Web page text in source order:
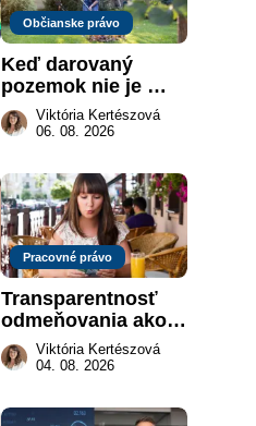
Občianske právo
Keď darovaný
pozemok nie je
„hotová vec“: kedy
môže darca žiadať
Viktória Kertészová
06. 08. 2026
Pracovné právo
Transparentnosť
odmeňovania ako
právna povinnosť:
revolúcia na
práce
Viktória Kertészová
04. 08. 2026